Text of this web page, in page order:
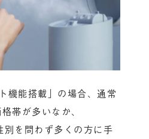
機能搭載」の場合、通常
帯が多いなか、
を問わず多くの方に手